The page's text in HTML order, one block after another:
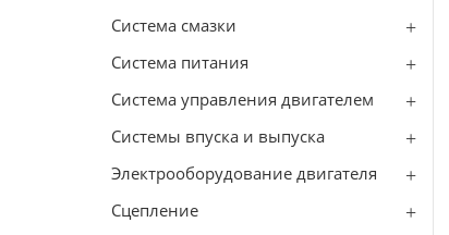
Система смазки
Система питания
Система управления двигателем
Системы впуска и выпуска
Электрооборудование двигателя
Сцепление